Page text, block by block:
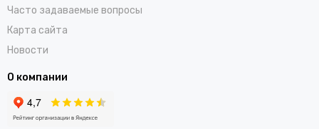
Часто задаваемые вопросы
Карта сайта
Новости
О компании